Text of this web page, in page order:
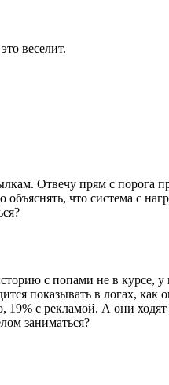
веселит.
Отвечу прям с порога
что система с
с попами не в курсе, у
показывать в логах,
19% с рекламой. А они
заниматься?